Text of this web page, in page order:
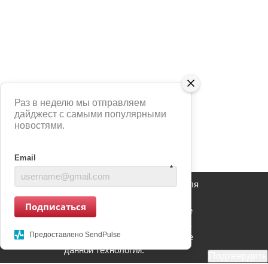
Раз в неделю мы отправляем
дайджест с самыми популярными
новостями.
Email
*
Подписаться
Предоставлено SendPulse
Сайт использует сервис Яндекс Метрика для
анализа взаимодействия пользователей с
информационным ресурсом. Продолжение
является Вашим согласием на применение
данной технологии.